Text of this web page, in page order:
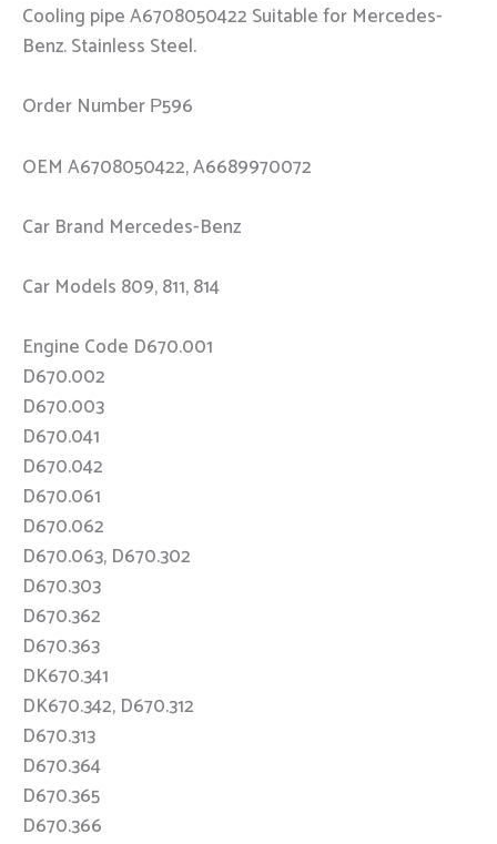
Cooling pipe A6708050422 Suitable for Mercedes-
Benz. Stainless Steel.
Order Number Р596
OEM A6708050422, A6689970072
Car Brand Mercedes-Benz
Car Models 809, 811, 814
Engine Code D670.001
D670.002
D670.003
D670.041
D670.042
D670.061
D670.062
D670.063, D670.302
D670.303
D670.362
D670.363
DK670.341
DK670.342, D670.312
D670.313
D670.364
D670.365
D670.366